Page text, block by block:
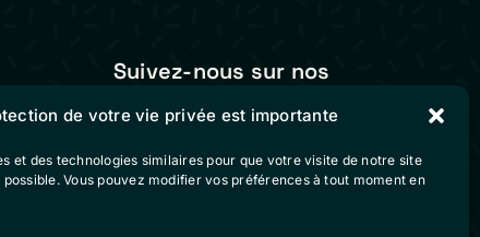
de votre vie privée est importante
et des technologies similaires pour que votre visite de notre site
Vous pouvez modifier vos préférences à tout moment en
Suivez-nous sur nos
réseaux sociaux